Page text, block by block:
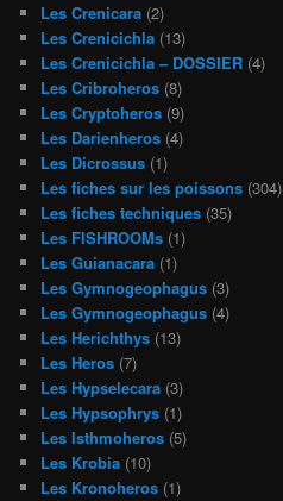
Les Crenicara (2)
Les Crenicichla (13)
Les Crenicichla – DOSSIER (4)
Les Cribroheros (8)
Les Cryptoheros (9)
Les Darienheros (4)
Les Dicrossus (1)
Les fiches sur les poissons (304)
Les fiches techniques (35)
Les FISHROOMs (1)
Les Guianacara (1)
Les Gymnogeophagus (3)
Les Gymnogeophagus (4)
Les Herichthys (13)
Les Heros (7)
Les Hypselecara (3)
Les Hypsophrys (1)
Les Isthmoheros (5)
Les Krobia (10)
Les Kronoheros (1)